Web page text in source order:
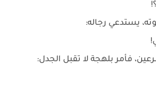
يستدعي رجاله:
فأمر بلهجة لا تقبل الجدل: